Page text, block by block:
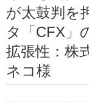
が太鼓判を
タ「CFX」
拡張性：株
ネコ様